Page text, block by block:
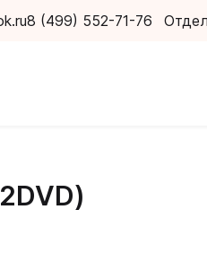
8 (499) 552-71-76